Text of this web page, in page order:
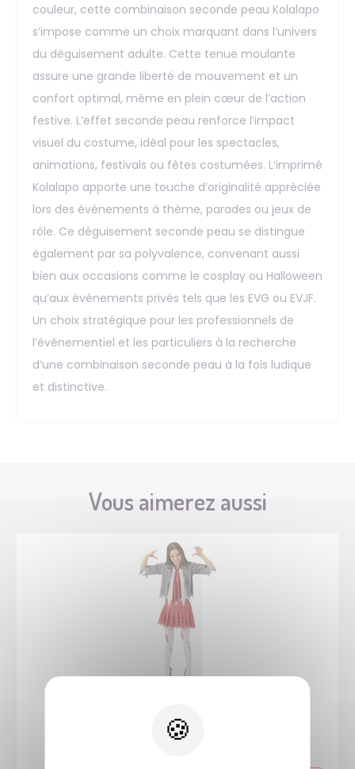
couleur, cette combinaison seconde peau Kolalapo
s’impose comme un choix marquant dans l’univers
du déguisement adulte. Cette tenue moulante
assure une grande liberté de mouvement et un
confort optimal, même en plein cœur de l’action
festive. L’effet seconde peau renforce l’impact
visuel du costume, idéal pour les spectacles,
animations, festivals ou fêtes costumées. L’imprimé
Kolalapo apporte une touche d’originalité appréciée
lors des événements à thème, parades ou jeux de
rôle. Ce déguisement seconde peau se distingue
également par sa polyvalence, convenant aussi
bien aux occasions comme le cosplay ou Halloween
qu’aux événements privés tels que les EVG ou EVJF.
Un choix stratégique pour les professionnels de
l’événementiel et les particuliers à la recherche
d’une combinaison seconde peau à la fois ludique
et distinctive.
Vous aimerez aussi
Costume étudiante sanglante - adulte - XS